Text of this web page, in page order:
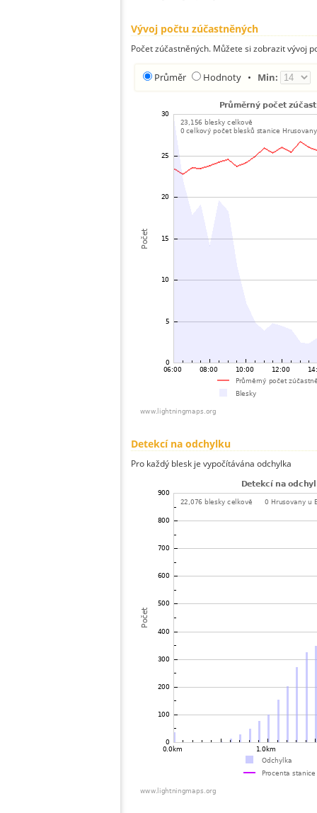
Vývoj počtu zúčastněných
Počet zúčastněných. Můžete si zobrazit vývoj
Průměr Hodnoty • Min:
Detekcí na odchylku
Pro každý blesk je vypočítávána odchylka